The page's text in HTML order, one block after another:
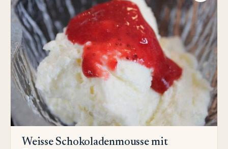
Weisse Schokoladenmousse mit